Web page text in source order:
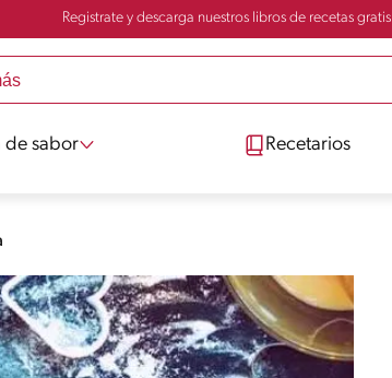
Registrate y descarga nuestros libros de recetas gratis
de sabor Recetarios